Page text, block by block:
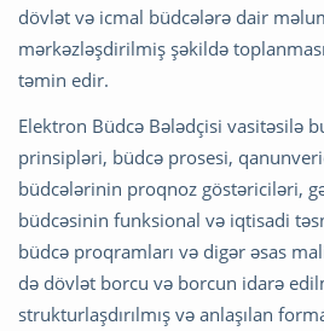
dövlət və icmal büdcələrə dair
mərkəzləşdirilmiş şəkildə
təmin edir.
Elektron Büdcə Bələdçisi vasitəsilə
prinsipləri, büdcə prosesi,
büdcələrinin proqnoz göstəriciləri,
büdcəsinin funksional və iqtisadi
büdcə proqramları və digər əsas
də dövlət borcu və borcun idarə
strukturlaşdırılmış və anlaşılan